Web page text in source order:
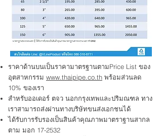
ราคาด้านบนเป็นราคามาตรฐานตามPrice List ของ
อุตสาหกรรม www.thaipipe.co.th พร้อมส่วนลด
10% ของเรา
สำหรับออเดอร์ ตจว นอกกรุงเทพและปริมณฑล ทาง
เราสามารถส่งผ่านทางบริษัทขนส่งเอกชนได้
ได้รับการรับรองเป็นสินค้าคุณภาพมาตราฐานสากล
ตาม มอก 17-2532